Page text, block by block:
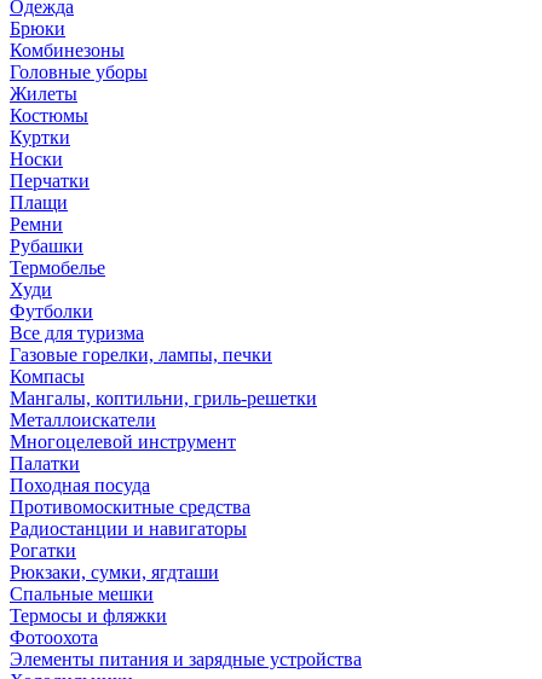
Одежда
Брюки
Комбинезоны
Головные уборы
Жилеты
Костюмы
Куртки
Носки
Перчатки
Плащи
Ремни
Рубашки
Термобелье
Худи
Футболки
Все для туризма
Газовые горелки, лампы, печки
Компасы
Мангалы, коптильни, гриль-решетки
Металлоискатели
Многоцелевой инструмент
Палатки
Походная посуда
Противомоскитные средства
Радиостанции и навигаторы
Рогатки
Рюкзаки, сумки, ягдташи
Спальные мешки
Термосы и фляжки
Фотоохота
Элементы питания и зарядные устройства